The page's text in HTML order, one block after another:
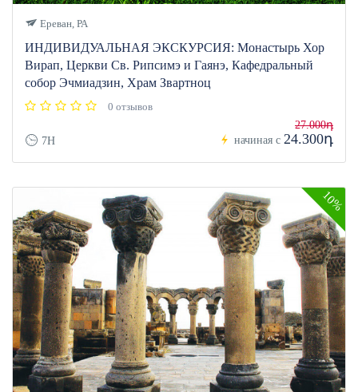
Ереван, РА
ИНДИВИДУАЛЬНАЯ ЭКСКУРСИЯ: Монастырь Хор
Вирап, Церкви Св. Рипсимэ и Гаянэ, Кафедральный
собор Эчмиадзин, Храм Звартноц
0 отзывов
7H начиная с
27.000դ
24.300դ
10%